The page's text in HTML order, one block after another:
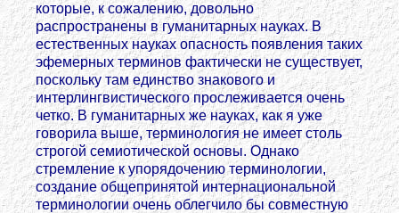
которые, к сожалению, довольно
распространены в гуманитарных науках. В
естественных науках опасность появления таких
эфемерных терминов фактически не существует,
поскольку там единство знакового и
интерлингвистического прослеживается очень
четко. В гуманитарных же науках, как я уже
говорила выше, терминология не имеет столь
строгой семиотической основы. Однако
стремление к упорядочению терминологии,
создание общепринятой интернациональной
терминологии очень облегчило бы совместную